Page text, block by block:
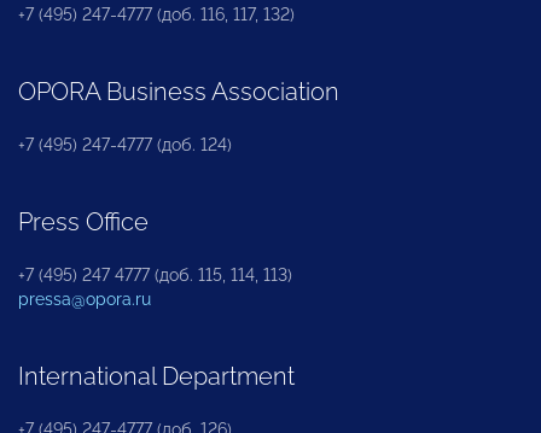
+7 (495) 247-4777 (доб. 116, 117, 132)
OPORA Business Association
+7 (495) 247-4777 (доб. 124)
Press Office
+7 (495) 247 4777 (доб. 115, 114, 113)
pressa@opora.ru
International Department
+7 (495) 247-4777 (доб. 126)